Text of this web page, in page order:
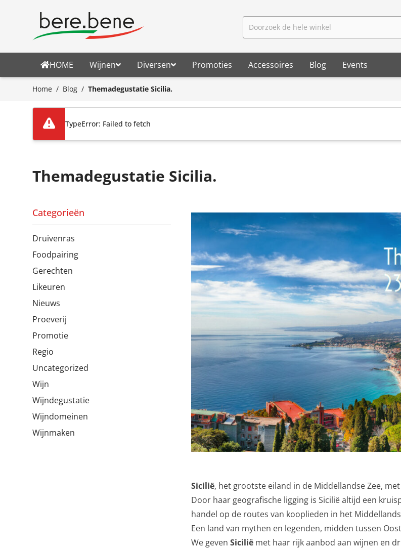
HOME Wijnen Diversen Promoties Accessoires Blog Events
Doorzoek de hele winkel
Home / Blog / Themadegustatie Sicilia.
TypeError: Failed to fetch
Themadegustatie Sicilia.
Categorieën
Druivenras
Foodpairing
Gerechten
Likeuren
Nieuws
Proeverij
Promotie
Regio
Uncategorized
Wijn
Wijndegustatie
Wijndomeinen
Wijnmaken
Sicilië, het grootste eiland in de Middellandse Zee,
Door haar geografische ligging is Sicilië altijd een
handel op de routes van kooplieden in het
Een land van mythen en legenden, midden tussen
We geven Sicilië met haar rijk aanbod aan wijnen en